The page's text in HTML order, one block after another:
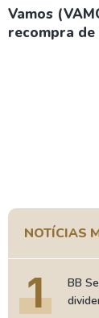
Vamos
recompra de
NOTÍCIAS
1
BB